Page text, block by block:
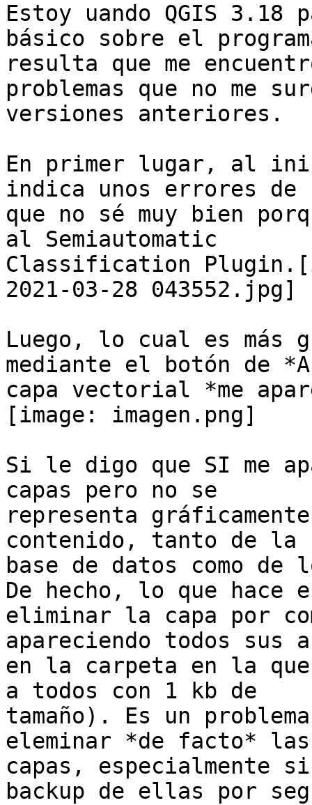
Estoy uando QGIS 3.18
básico sobre el
resulta que me
problemas que no me
versiones anteriores.
En primer lugar, al
indica unos errores de
que no sé muy bien
al Semiautomatic
Classification
2021-03-28 043552.jpg]
Luego, lo cual es más
mediante el botón de
capa vectorial *me
[image: imagen.png]
Si le digo que SI me
capas pero no se
representa
contenido, tanto de la
base de datos como de
De hecho, lo que hace
eliminar la capa por
apareciendo todos sus
en la carpeta en la
a todos con 1 kb de
tamaño). Es un
eleminar *de facto* las
capas, especialmente
backup de ellas por